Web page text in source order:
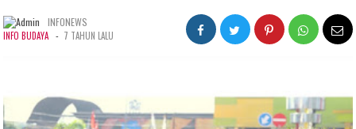
INFONEWS
INFO BUDAYA - 7 TAHUN LALU